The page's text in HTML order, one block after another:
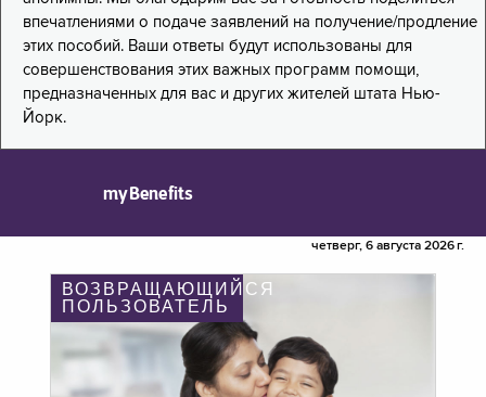
впечатлениями о подаче заявлений на получение/продление
этих пособий. Ваши ответы будут использованы для
совершенствования этих важных программ помощи,
предназначенных для вас и других жителей штата Нью-
Йорк.
myBenefits
четверг, 6 августа 2026 г.
ВОЗВРАЩАЮЩИЙСЯ
ПОЛЬЗОВАТЕЛЬ